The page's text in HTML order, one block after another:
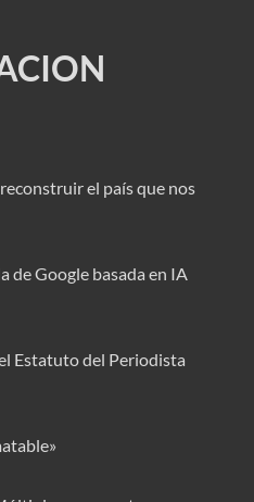
el país que nos
de Google basada en IA
Estatuto del Periodista